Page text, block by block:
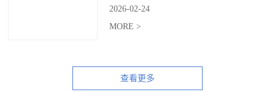
2026-02-24
MORE >
查看更多